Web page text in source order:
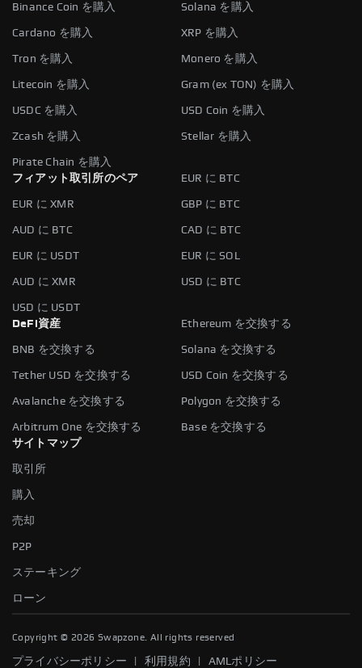
Binance Coin を購入 Solana を購入
Cardano を購入 XRP を購入
Tron を購入 Monero を購入
Litecoin を購入 Gram (ex TON) を購入
USDC を購入 USD Coin を購入
Zcash を購入 Stellar を購入
Pirate Chain を購入
フィアット取引所のペア
EUR に BTC
EUR に XMR GBP に BTC
AUD に BTC CAD に BTC
EUR に USDT EUR に SOL
AUD に XMR USD に BTC
USD に USDT
DeFi資産
Ethereum を交換する
BNB を交換する Solana を交換する
Tether USD を交換する USD Coin を交換する
Avalanche を交換する Polygon を交換する
Arbitrum One を交換する
Base を交換する
サイトマップ
取引所
購入
売却
P2P
ステーキング
ローン
Copyright © 2026 Swapzone. All rights reserved
プライバシーポリシー 利用規約 AMLポリシー